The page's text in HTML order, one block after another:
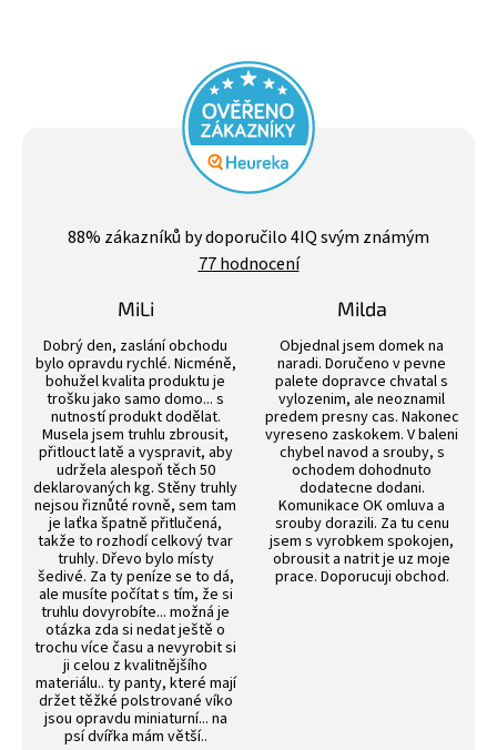
hodnocení
obchodu
je
hvězdiček.
88% zákazníků by doporučilo 4IQ svým známým
77 hodnocení
MiLi
Hodnocení obchodu je 3 z 5 hvězdiček.
Dobrý den, zaslání obchodu
bylo opravdu rychlé. Nicméně,
bohužel kvalita produktu je
trošku jako samo domo... s
nutností produkt dodělat.
Musela jsem truhlu zbrousit,
přitlouct latě a vyspravit, aby
udržela alespoň těch 50
deklarovaných kg. Stěny truhly
nejsou řiznůté rovně, sem tam
je laťka špatně přitlučená,
takže to rozhodí celkový tvar
truhly. Dřevo bylo místy
šedivé. Za ty peníze se to dá,
ale musíte počítat s tím, že si
truhlu dovyrobíte... možná je
otázka zda si nedat ještě o
trochu více času a nevyrobit si
ji celou z kvalitnějšího
materiálu.. ty panty, které mají
držet těžké polstrované víko
jsou opravdu miniaturní... na
psí dvířka mám větší..
Milda
Objednal jsem domek na
naradi. Doručeno v pevne
palete dopravce chvatal s
vylozenim, ale neoznamil
predem presny cas. Nakonec
vyreseno zaskokem. V baleni
chybel navod a srouby, s
ochodem dohodnuto
dodatecne dodani.
Komunikace OK omluva a
srouby dorazili. Za tu cenu
jsem s vyrobkem spokojen,
obrousit a natrit je uz moje
prace. Doporucuji obchod.